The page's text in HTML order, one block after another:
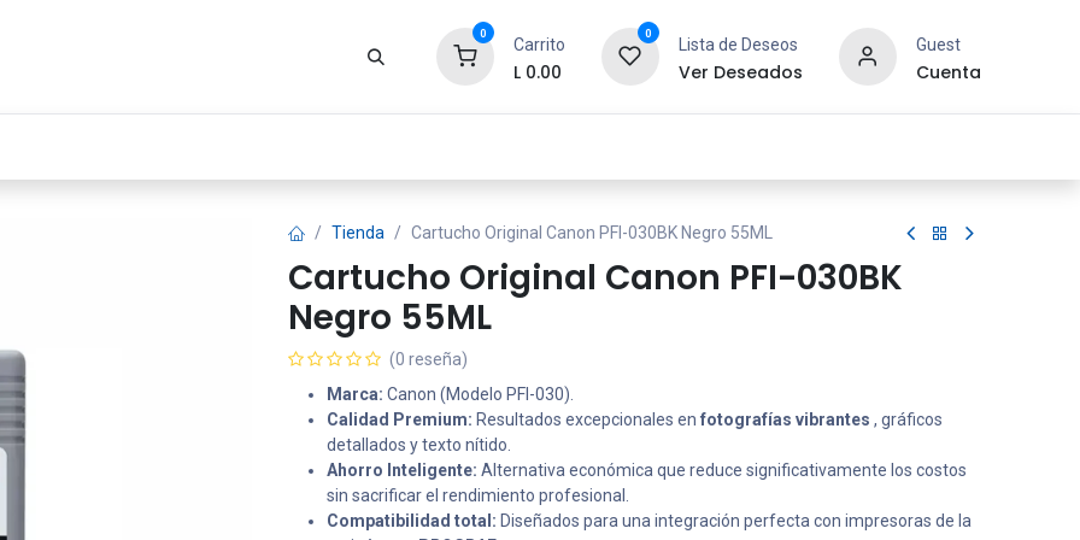
0
Carrito
L 0.00
0
Lista de Deseos
Ver Deseados
Guest
Cuenta
Tienda Cartucho Original Canon PFI-030BK Negro 55ML
Cartucho Original Canon PFI-030BK
Negro 55ML
(0 reseña)
Marca: Canon (Modelo PFI-030).
Calidad Premium: Resultados excepcionales en fotografías vibrantes , gráficos
detallados y texto nítido.
Ahorro Inteligente: Alternativa económica que reduce significativamente los costos
sin sacrificar el rendimiento profesional.
Compatibilidad total: Diseñados para una integración perfecta con impresoras de la